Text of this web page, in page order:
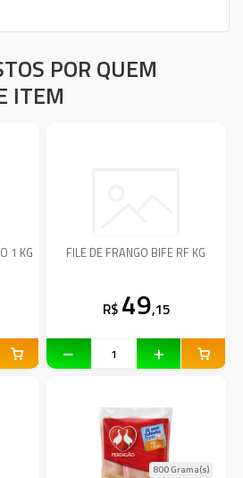
POR QUEM
ITEM
1 KG FILE DE FRANGO BIFE RF KG
R$ 49,15
800 Grama(s)